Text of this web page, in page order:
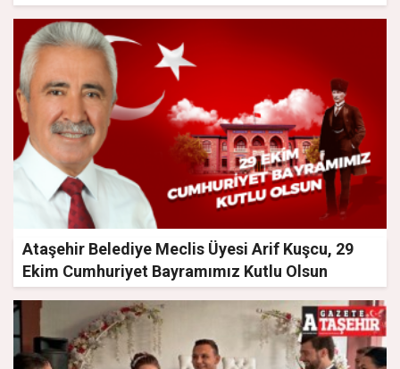
Ataşehir Belediye Meclis Üyesi Arif Kuşcu, 29
Ekim Cumhuriyet Bayramımız Kutlu Olsun